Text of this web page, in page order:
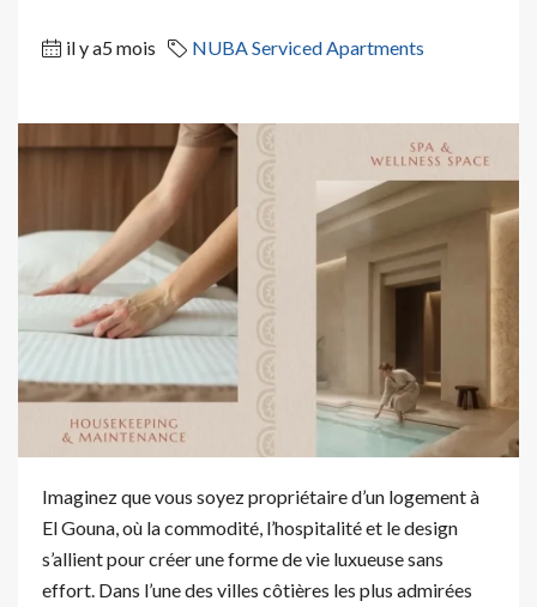
il y a5 mois NUBA Serviced Apartments
Imaginez que vous soyez propriétaire d’un logement à
El Gouna, où la commodité, l’hospitalité et le design
s’allient pour créer une forme de vie luxueuse sans
effort. Dans l’une des villes côtières les plus admirées